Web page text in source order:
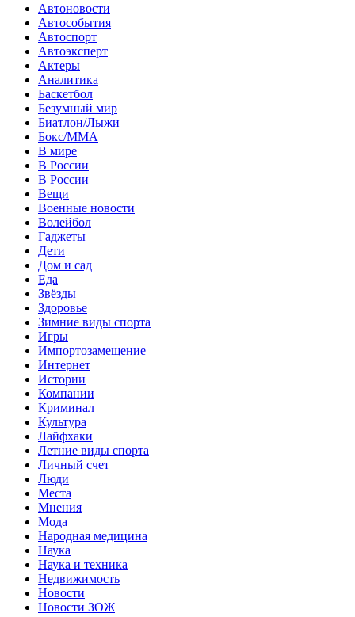
Автоновости
Автособытия
Автоспорт
Автоэксперт
Актеры
Аналитика
Баскетбол
Безумный мир
Биатлон/Лыжи
Бокс/MMA
В мире
В России
В России
Вещи
Военные новости
Волейбол
Гаджеты
Дети
Дом и сад
Еда
Звёзды
Здоровье
Зимние виды спорта
Игры
Импортозамещение
Интернет
Истории
Компании
Криминал
Культура
Лайфхаки
Летние виды спорта
Личный счет
Люди
Места
Мнения
Мода
Народная медицина
Наука
Наука и техника
Недвижимость
Новости
Новости ЗОЖ